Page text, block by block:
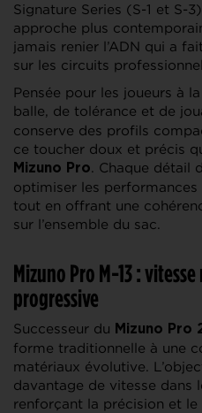
Signature Series (S-1 et S-
approche plus
jamais renier l’ADN qui a
sur les circuits
Pensée pour les joueurs à
balle, de tolérance et de
conserve des profils
ce toucher doux et précis
Mizuno Pro. Chaque détail
optimiser les performances
tout en offrant une
sur l’ensemble du sac.
Mizuno Pro M-13 :
progressive
Successeur du Mizuno Pro
forme traditionnelle à une
matériaux évolutive.
davantage de vitesse dans
renforçant la précision et